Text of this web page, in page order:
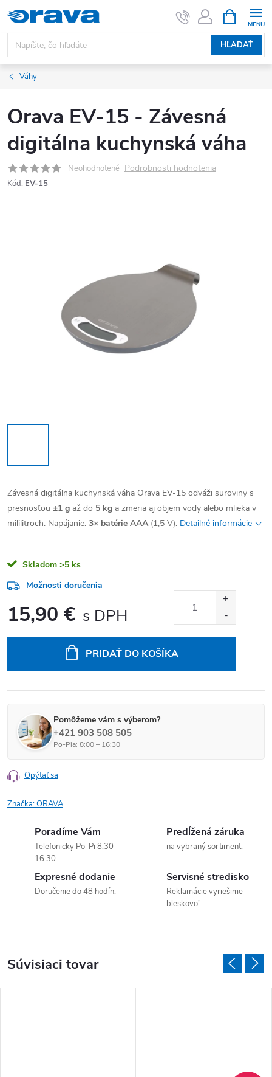
Prejsť na obsah
HĽADAŤ
Váhy
Orava EV-15 - Závesná
digitálna kuchynská váha
Neohodnotené Podrobnosti hodnotenia
Kód: EV-15
Závesná digitálna kuchynská váha Orava EV-15 odváži suroviny s
presnosťou ±1 g až do 5 kg a zmeria aj objem vody alebo mlieka v
mililitroch. Napájanie: 3× batérie AAA(1,5 V). Detailné informácie
Skladom >5 ks
Možnosti doručenia
15,90 €
PRIDAŤ DO KOŠÍKA
Pomôžeme vám s výberom?
+421 903 508 505
Po-Pia: 8:00 – 16:30
Opýtať sa
Značka:ORAVA
Poradíme Vám
Telefonicky Po-Pi 8:30-
16:30
Predĺžená záruka
na vybraný sortiment.
Expresné dodanie
Doručenie do 48 hodín.
Servisné stredisko
Reklamácie vyriešime
bleskovo!
Súvisiaci tovar